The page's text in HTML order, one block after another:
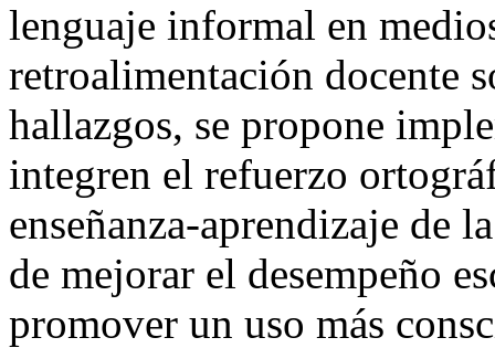
lenguaje informal en
retroalimentación docente
hallazgos, se propone
integren el refuerzo
enseñanza-aprendizaje de
de mejorar el desempeño
promover un uso más